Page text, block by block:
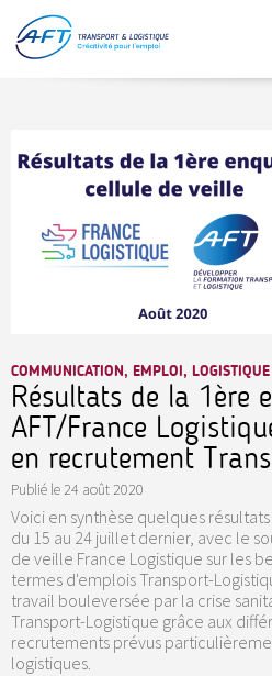
contenu
principal
COMMUNICATION, EMPLOI, LOGISTIQUE
Résultats de la 1ère
AFT/France
en recrutement
Publié le 24 août 2020
Voici en synthèse quelques
du 15 au 24 juillet dernier, avec le
de veille France Logistique sur les
termes d'emplois Transport-
travail bouleversée par la crise
Transport-Logistique grâce aux
recrutements prévus
logistiques.